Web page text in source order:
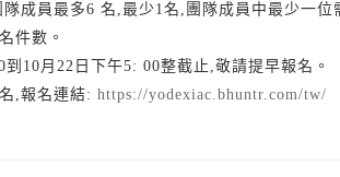
成員最多6 名,最少1名,團隊成員中最少一
件數。
10月22日下午5: 00整截止,敬請提早報名。
,報名連結: https://yodexiac.bhuntr.com/tw/